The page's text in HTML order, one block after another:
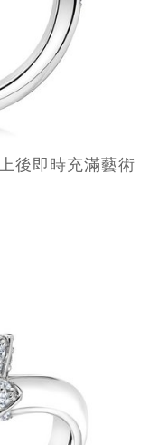
後即時充滿藝術